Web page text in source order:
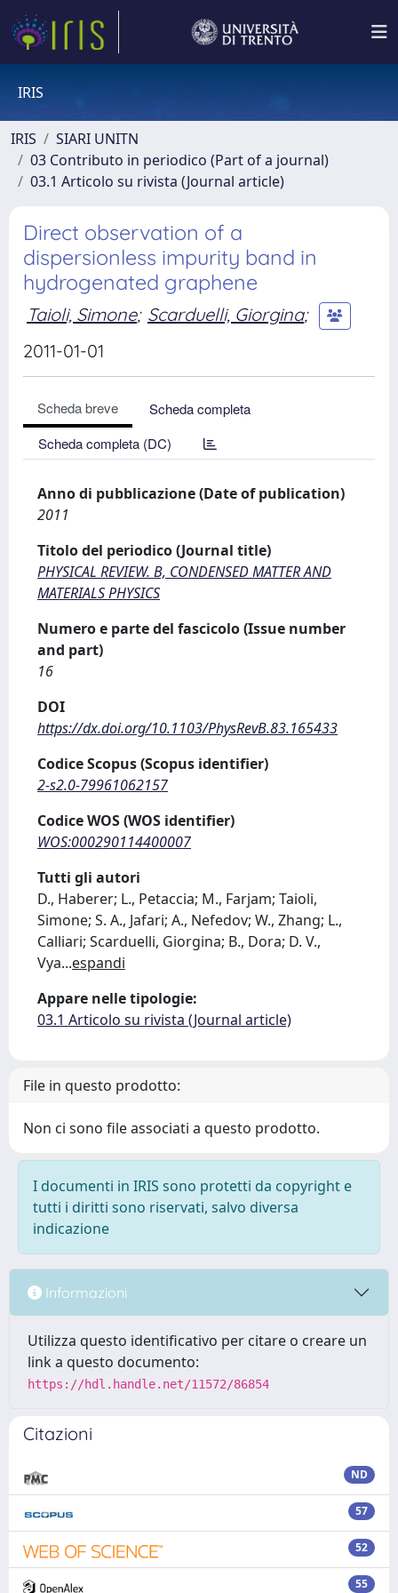
IRIS
IRIS
SIARI UNITN
03 Contributo in periodico (Part of a journal)
03.1 Articolo su rivista (Journal article)
Direct observation of a
dispersionless impurity band in
hydrogenated graphene
Taioli, Simone; Scarduelli, Giorgina;
2011-01-01
Scheda breve
Scheda completa
Scheda completa (DC)
Anno di pubblicazione (Date of publication)
2011
Titolo del periodico (Journal title)
PHYSICAL REVIEW. B, CONDENSED MATTER AND
MATERIALS PHYSICS
Numero e parte del fascicolo (Issue number
and part)
16
DOI
https://dx.doi.org/10.1103/PhysRevB.83.165433
Codice Scopus (Scopus identifier)
2-s2.0-79961062157
Codice WOS (WOS identifier)
WOS:000290114400007
Tutti gli autori
D., Haberer; L., Petaccia; M., Farjam; Taioli,
Simone; S. A., Jafari; A., Nefedov; W., Zhang; L.,
Calliari; Scarduelli, Giorgina; B., Dora; D. V.,
Vya...espandi
Appare nelle tipologie:
03.1 Articolo su rivista (Journal article)
File in questo prodotto:
Non ci sono file associati a questo prodotto.
I documenti in IRIS sono protetti da copyright e
tutti i diritti sono riservati, salvo diversa
indicazione
Informazioni
Utilizza questo identificativo per citare o creare un
link a questo documento:
https://hdl.handle.net/11572/86854
Citazioni
ND
57
52
55